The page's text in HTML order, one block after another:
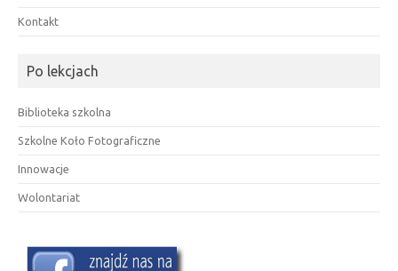
Kontakt
Po lekcjach
Biblioteka szkolna
Szkolne Koło Fotograficzne
Innowacje
Wolontariat